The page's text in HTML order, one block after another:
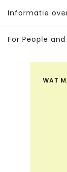
Informatie
For People
WAT